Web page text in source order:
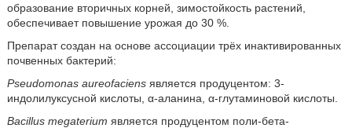
образование вторичных корней, зимостойкость растений,
обеспечивает повышение урожая до 30 %.
Препарат создан на основе ассоциации трёх инактивированных
почвенных бактерий:
Pseudomonas aureofaciensявляется продуцентом: 3-
индолилуксусной кислоты, α-аланина, α-глутаминовой кислоты.
Bacillus megaterium является продуцентом поли-бета-